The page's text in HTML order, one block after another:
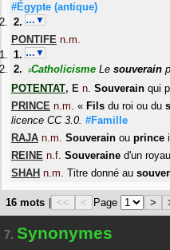
#Égypte (antique)
…▼
PONTIFE n.m.
…▼
#Catholicisme Le souverain
POTENTAT, E n. Souverain qui
PRINCE n.m. « Fils du roi ou du
licence CC 3.0. #Famille
RAJA n.m. Souverain ou prince
REINE n.f. Souveraine d'un
SHAH n.m. Titre donné au
16 mots << < Page >
7. Synonymes